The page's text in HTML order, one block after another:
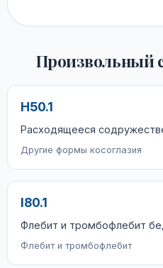
Произвольный
H50.1
Расходящееся
Другие формы косоглазия
I80.1
Флебит и тромбофлебит
Флебит и тромбофлебит